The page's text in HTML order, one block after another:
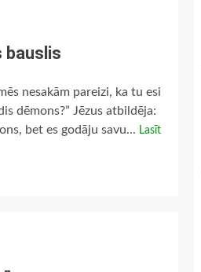
bauslis
nesakām pareizi, ka tu esi
dēmons?” Jēzus atbildēja:
bet es godāju savu... Lasīt